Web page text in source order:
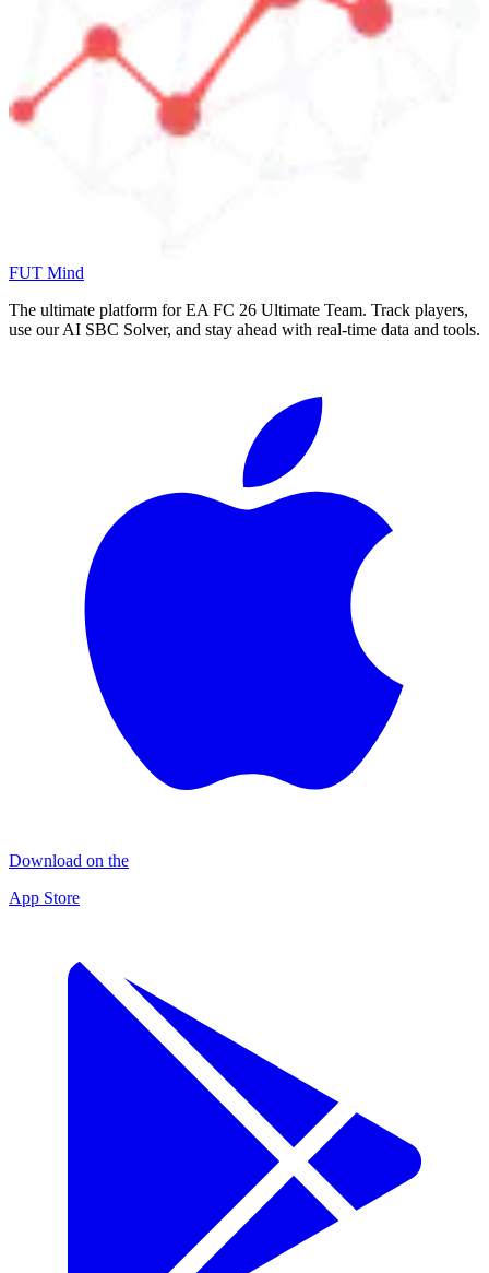
FUT Mind
The ultimate platform for EA FC 26 Ultimate Team. Track players,
use our AI SBC Solver, and stay ahead with real-time data and tools.
Download on the
App Store